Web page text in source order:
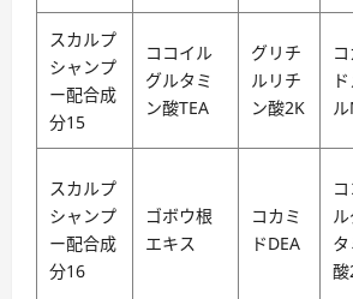
スカルプ
シャンプ
ー配合成
分15
ココイル
グルタミ
ン酸TEA
グリチ
ルリチ
ン酸2K
スカルプ
シャンプ
ー配合成
分16
ゴボウ根
エキス
コカミ
ドDEA